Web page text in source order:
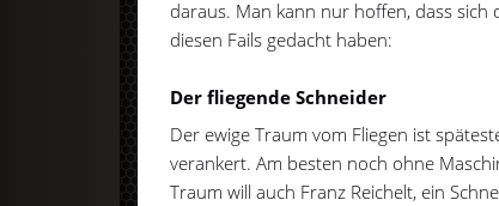
daraus. Man kann nur hoffen, dass sich
diesen Fails gedacht haben:
Der fliegende Schneider
Der ewige Traum vom Fliegen ist
verankert. Am besten noch ohne
Traum will auch Franz Reichelt, ein